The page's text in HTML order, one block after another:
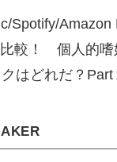
Spotify/Amazon
較！ 個人的嗜
はどれだ？Part